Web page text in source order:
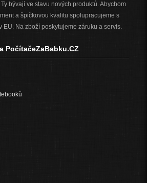
Ty bývají ve stavu nových produktů. Abychom
a špičkovou kvalitu spolupracujeme s
EU. Na zboží poskytujeme záruku a servis.
PočítačeZaBabku.CZ